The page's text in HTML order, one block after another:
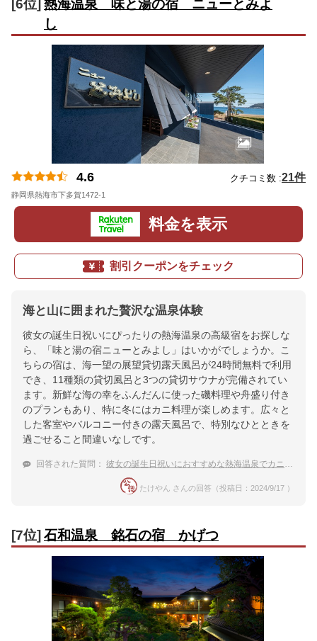
[6位]熱海温泉 味と湯の宿 ニューとみよ
し
4.6 クチコミ数 :21件
静岡県熱海市下多賀1472-1
料金を表示
割引クーポンをチェック
海と山に囲まれた贅沢な温泉体験
彼女の誕生日祝いにぴったりの熱海温泉の高級宿をお探しな
ら、「味と湯の宿ニューとみよし」はいかがでしょうか。こ
ちらの宿は、海一望の展望貸切露天風呂が24時間無料で利用
でき、11種類の貸切風呂と3つの貸切サウナが完備されてい
ます。新鮮な海の幸をふんだんに使った磯料理や舟盛り付き
のプランもあり、特に冬にはカニ料理が楽しめます。広々と
した客室やバルコニー付きの露天風呂で、特別なひとときを
過ごせること間違いなしです。
回答された質問： 彼女の誕生日祝いにおすすめな熱海温泉でカニが食べられる高級温泉宿をおしえて！
たけやん さんの回答（投稿日：2024/9/17 ）
[7位] 石和温泉 銘石の宿 かげつ